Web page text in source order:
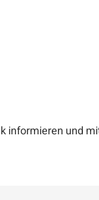
informieren und